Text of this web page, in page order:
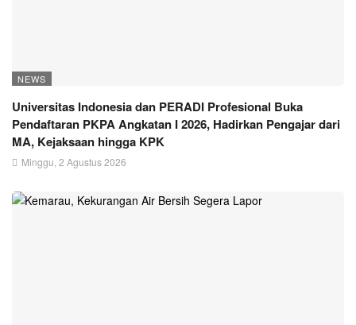
NEWS
Universitas Indonesia dan PERADI Profesional Buka
Pendaftaran PKPA Angkatan I 2026, Hadirkan Pengajar dari
MA, Kejaksaan hingga KPK
Minggu, 2 Agustus 2026